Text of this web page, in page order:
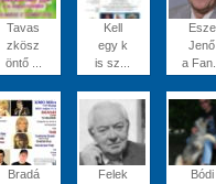
Tavas
zkösz
öntő ...
Kell
egy k
is sz...
Esze
Jenő
a
Bradá
Felek
Bódi